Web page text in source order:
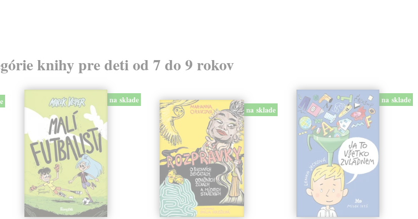
knihy pre deti od 7 do 9 rokov
na sklade
na sklade
na sklade